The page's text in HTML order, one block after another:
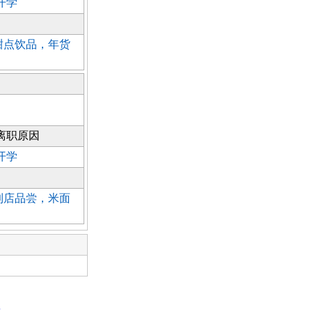
学
点饮品，年货
职原因
学
店品尝，米面